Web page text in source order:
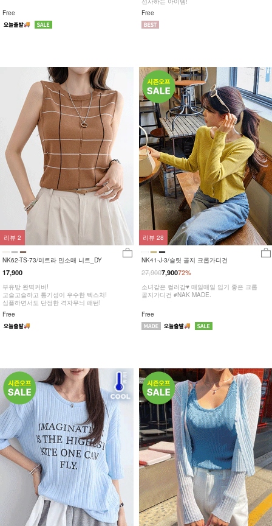
Free
Free
NK62-TS-73/미트라 민소매 니트_DY
17,900
부유방 완벽커버!
고슬고슬하고 통기성이 우수한 텍스처!
심플하면서도 단정한 격자무늬 패턴!
Free
리뷰 2
NK41-J-3/슬릿 골지 크롭가디건
72%
27,9007,900
소녀같은 컬러감♥ 매일매일 입기 좋은 크롭
골지가디건 #NAK MADE.
Free
리뷰 28